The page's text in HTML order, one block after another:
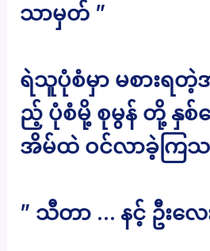
သာမှတ် ”
ရဲသူပုံစံမှာ မစားရ
ည့် ပုံစံမို့ စုမွန် တို့ နှစ်
အိမ်ထဲ ဝင်လာခဲ့ကြ
” သီတာ … နင့် ဦးလေ